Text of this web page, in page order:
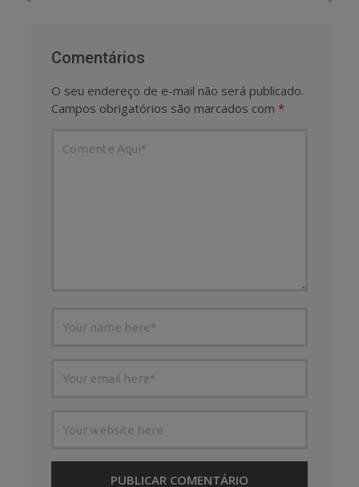
Comentários
O seu endereço de e-mail não será publicado.
Campos obrigatórios são marcados com *